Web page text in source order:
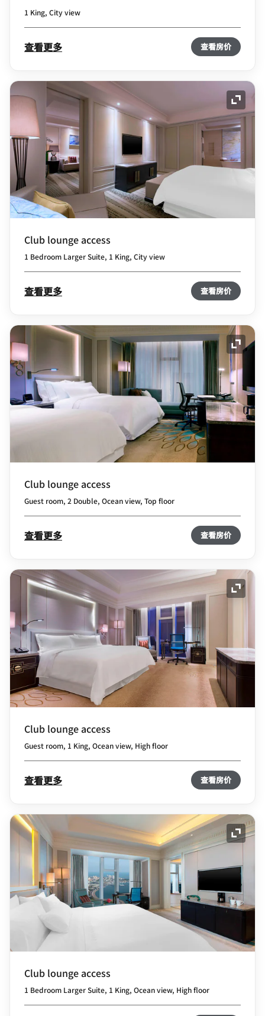
1 King, City view
查看更多 查看房价
展开
Club lounge access
1 Bedroom Larger Suite, 1 King, City view
查看更多 查看房价
展开
Club lounge access
Guest room, 2 Double, Ocean view, Top floor
查看更多 查看房价
展开
Club lounge access
Guest room, 1 King, Ocean view, High floor
查看更多 查看房价
展开
Club lounge access
1 Bedroom Larger Suite, 1 King, Ocean view, High floor